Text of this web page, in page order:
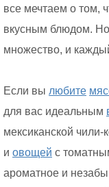
все мечтаем о том,
вкусным блюдом. Но
множество, и
Если вы любите
для вас идеальным
мексиканской
и овощей с
ароматное и